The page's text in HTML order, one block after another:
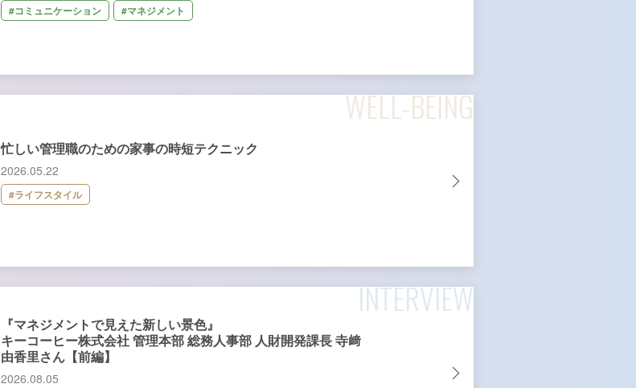
#コミュニケーション #マネジメント
WELL-BEING
忙しい管理職のための家事の時短テクニック
2026.05.22
#ライフスタイル
INTERVIEW
『マネジメントで見えた新しい景色』
キーコーヒー株式会社 管理本部 総務人事部 人財開発課長 寺﨑
由香里さん【前編】
2026.08.05